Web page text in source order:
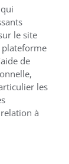
le site
plateforme
de
les
à